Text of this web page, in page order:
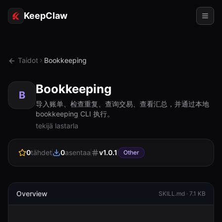
KeepClaw
Token-käyttö
Käyttökohteet
Hinnoittelu
RESURSSIT
Dokumentaatio
Taidot Bookkeeping
B Bookkeeping
导入账单、检查重复、查询交易、查看汇总，并通过本地
bookkeeping CLI 执行。
tekijä lastarla
0tähdet 0asentaa v1.0.1 Other
Overview SKILL.md · 7.1 KB